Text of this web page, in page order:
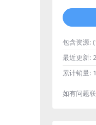
包含资源:
最近更新:
累计销量: 1
如有问题